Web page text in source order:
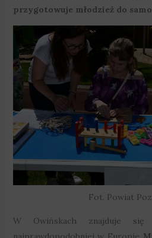
przygotowuje młodzież do
Fot. Powiat
W Owińskach znajduje